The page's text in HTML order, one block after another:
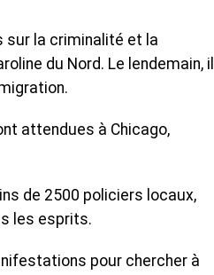
sur la criminalité et la
du Nord. Le lendemain, il
attendues à Chicago,
de 2500 policiers locaux,
les esprits.
pour chercher à